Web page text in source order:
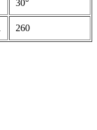
30°
260